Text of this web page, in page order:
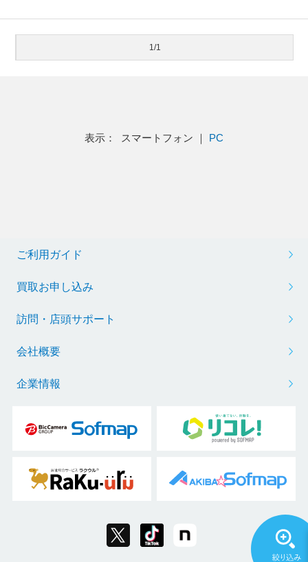
1/1
表示： スマートフォン ｜ PC
ご利用ガイド
買取お申し込み
訪問・店頭サポート
会社概要
企業情報